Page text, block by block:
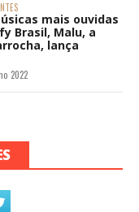
mais ouvidas
Brasil, Malu, a
lança
2022